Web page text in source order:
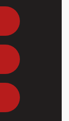
шаг из
в 15
63
сообщил,
удары по